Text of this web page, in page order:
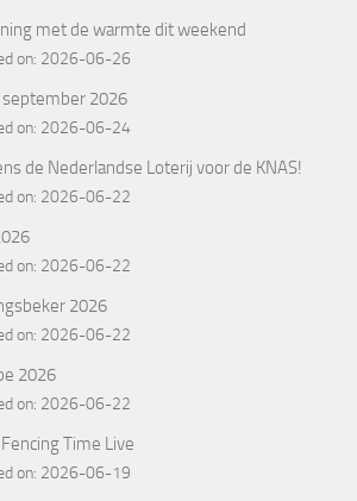
met de warmte dit weekend
on: 2026-06-26
september 2026
on: 2026-06-24
de Nederlandse Loterij voor de KNAS!
on: 2026-06-22
on: 2026-06-22
2026
on: 2026-06-22
2026
on: 2026-06-22
Time Live
on: 2026-06-19